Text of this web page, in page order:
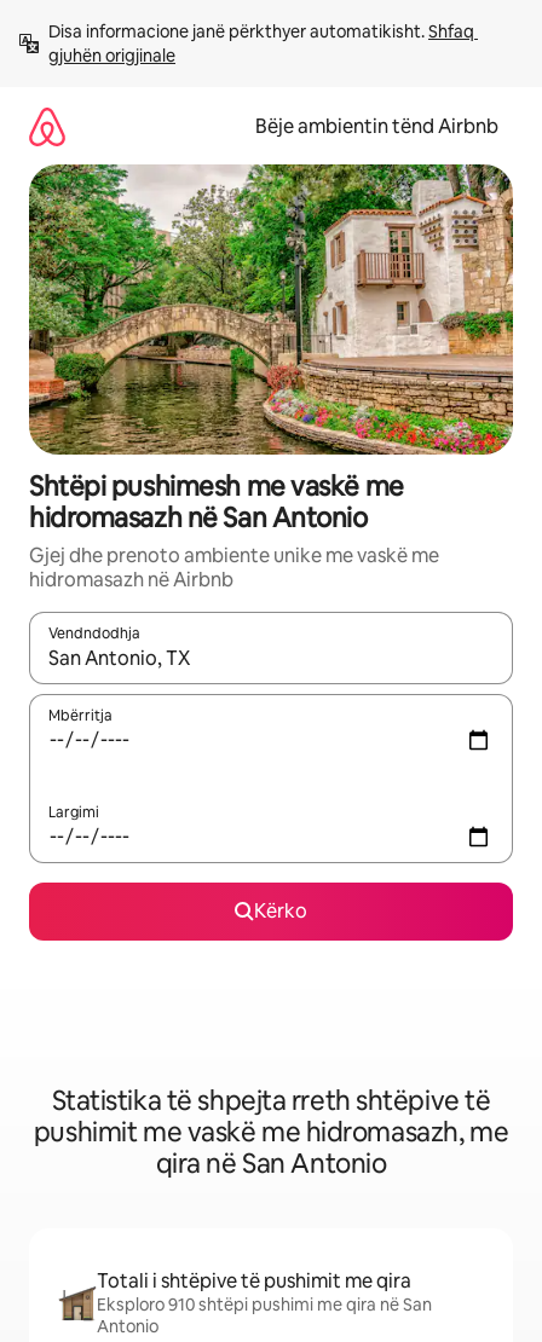
përmbajtja
Disa informacione janë përkthyer automatikisht. Shfaq
gjuhën origjinale
Bëje ambientin tënd Airbnb
Shtëpi pushimesh me vaskë me
hidromasazh në San Antonio
Gjej dhe prenoto ambiente unike me vaskë me
hidromasazh në Airbnb
Vendndodhja
Kur rezultatet të jenë të disponueshme, lëviz me butonat e
Mbërritja
Largimi
Kërko
Statistika të shpejta rreth shtëpive të
pushimit me vaskë me hidromasazh, me
qira në San Antonio
Totali i shtëpive të pushimit me qira
Eksploro 910 shtëpi pushimi me qira në San
Antonio